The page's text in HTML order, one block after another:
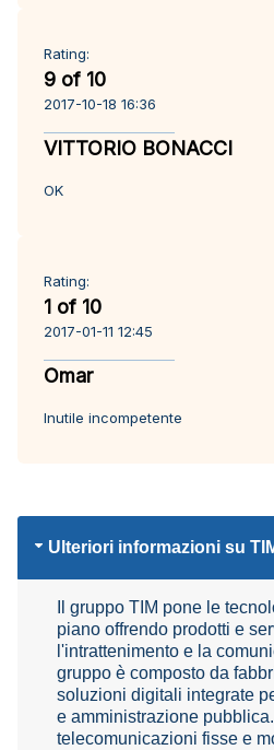
Rating:
9 of 10
2017-10-18 16:36
VITTORIO BONACCI
OK
Rating:
1 of 10
2017-01-11 12:45
Omar
Inutile incompetente
Ulteriori informazioni su
Il gruppo TIM pone le
piano offrendo prodotti e
l'intrattenimento e la
gruppo è composto da
soluzioni digitali integrate
e amministrazione
telecomunicazioni fisse e